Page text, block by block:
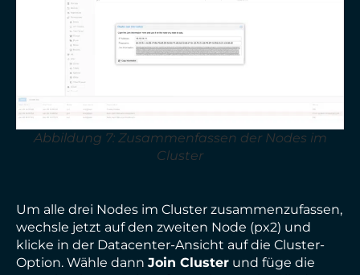
Abbildung 7: Zusammenfassen der Nodes im
Cluster
Um alle drei Nodes im Cluster zusammenzufassen,
wechsle jetzt auf den zweiten Node (px2) und
klicke in der Datacenter-Ansicht auf die Cluster-
Option. Wähle dann Join Cluster und füge die